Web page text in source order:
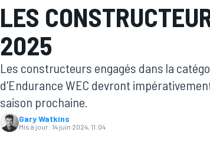
MOTOGP
LES
2025
Les constructeurs engagés dans la
d'Endurance WEC devront
saison prochaine.
Gary Watkins
Mis à jour: 14 juin 2024, 11:04